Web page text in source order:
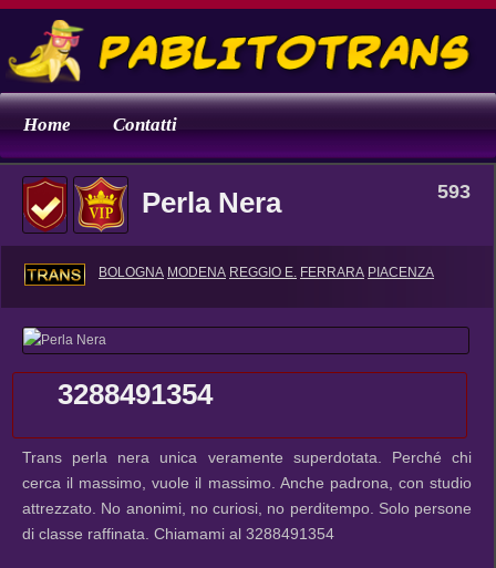
Home Contatti
Perla Nera 593
BOLOGNA MODENA REGGIO E. FERRARA PIACENZA
3288491354
Trans perla nera unica veramente superdotata. Perché chi
cerca il massimo, vuole il massimo. Anche padrona, con studio
attrezzato. No anonimi, no curiosi, no perditempo. Solo persone
di classe raffinata. Chiamami al 3288491354